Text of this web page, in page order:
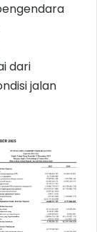
dari
jalan